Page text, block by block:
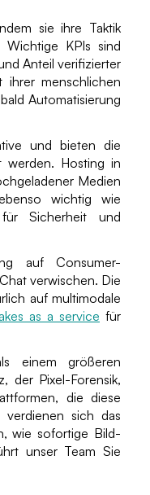
sie ihre Taktik
Wichtige KPIs sind
Anteil verifizierter
menschlichen
Automatisierung
und bieten die
werden. Hosting in
Medien
wichtig wie
Sicherheit und
auf Consumer-
verwischen. Die
auf multimodale
as a service für
einem größeren
der Pixel-Forensik,
die diese
verdienen sich das
wie sofortige Bild-
unser Team Sie